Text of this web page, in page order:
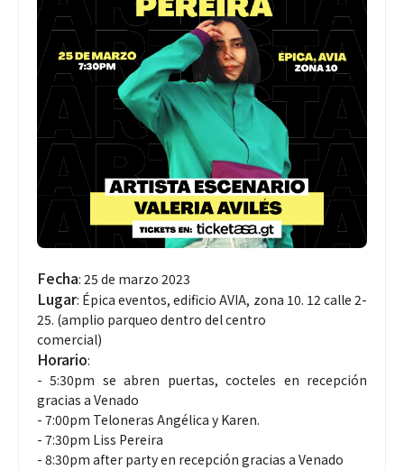
Fecha: 25 de marzo 2023
Lugar: Épica eventos, edificio AVIA, zona 10. 12 calle 2-
25. (amplio parqueo dentro del centro
comercial)
Horario:
- 5:30pm se abren puertas, cocteles en recepción
gracias a Venado
- 7:00pm Teloneras Angélica y Karen.
- 7:30pm Liss Pereira
- 8:30pm after party en recepción gracias a Venado